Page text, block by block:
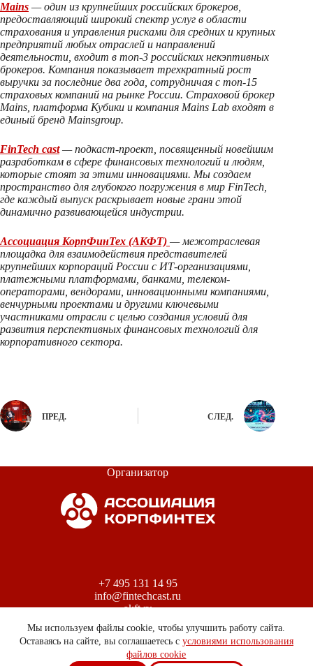
Мы используем файлы cookie, чтобы улучшить работу сайта.
Оставаясь на сайте, вы соглашаетесь с условиями использования
файлов cookie
Mains — один из крупнейших российских брокеров,
предоставляющий широкий спектр услуг в области
страхования и управления рисками для средних и крупных
предприятий любых отраслей и направлений
деятельности, входит в топ-3 российских некэптивных
брокеров. Компания показывает трехкратный рост
выручки за последние два года, сотрудничая с топ-15
страховых компаний на рынке России. Страховой брокер
Mains, платформа Кубики и компания Mains Lab входят в
единый бренд Mainsgroup.
FinTech cast— подкаст-проект, посвященный новейшим
разработкам в сфере финансовых технологий и людям,
которые стоят за этими инновациями. Мы создаем
пространство для глубокого погружения в мир FinTech,
где каждый выпуск раскрывает новые грани этой
динамично развивающейся индустрии.
Ассоциация КорпФинТех (АКФТ) — межотраслевая
площадка для взаимодействия представителей
крупнейших корпораций России с ИТ-организациями,
платежными платформами, банками, телеком-
операторами, вендорами, инновационными компаниями,
венчурными проектами и другими ключевыми
участниками отрасли с целью создания условий для
развития перспективных финансовых технологий для
корпоративного сектора.
ПРЕД. СЛЕД.
Организатор
+7 495 131 14 95
info@fintechcast.ru
akft.ru
Положение о персональных данных